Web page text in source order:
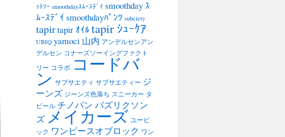
ｯﾄｿｰ smoothdayｽﾑｰｽﾃﾞｲ smoothday ｽ
ﾑｰｽﾃﾞｲ smoothdayﾊﾟﾝﾂ subciety
tapirtapir ｵｲﾙ tapir ｼｭｰｹｱ
UBIQ yamoci 山内 アンデルセンアン
デルセン コナーズソーイングファクト
リー コラボ コードバ
ン サブサエティ サブサエティー ジ
ーンズ ジーンズ色落ち スニーカー タ
ピール チノパン バズリクソン
ズ メイカーズ ユービ
ック ワンピースオブロック ワン